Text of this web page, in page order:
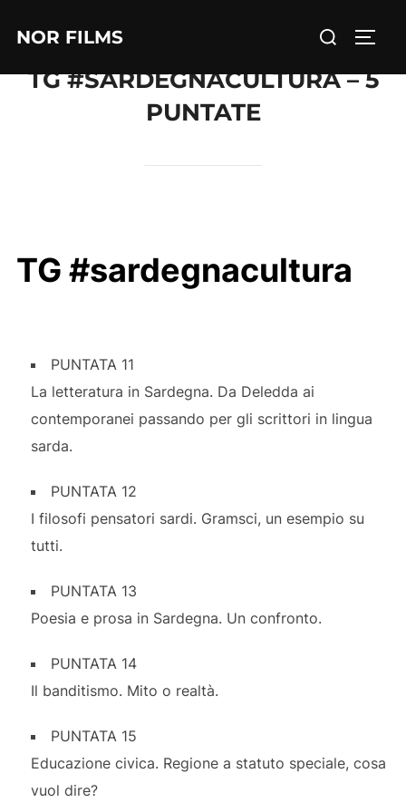
NOR FILMS
Cerca
TG #SARDEGNACULTURA – 5
PUNTATE
TG #sardegnacultura
PUNTATA 11
La letteratura in Sardegna. Da Deledda ai
contemporanei passando per gli scrittori in lingua
sarda.
PUNTATA 12
I filosofi pensatori sardi. Gramsci, un esempio su
tutti.
PUNTATA 13
Poesia e prosa in Sardegna. Un confronto.
PUNTATA 14
Il banditismo. Mito o realtà.
PUNTATA 15
Educazione civica. Regione a statuto speciale, cosa
vuol dire?